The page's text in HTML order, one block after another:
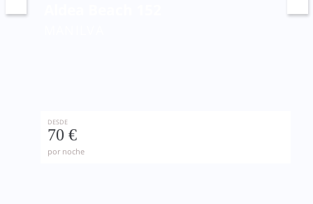
DESDE
70 €
por noche